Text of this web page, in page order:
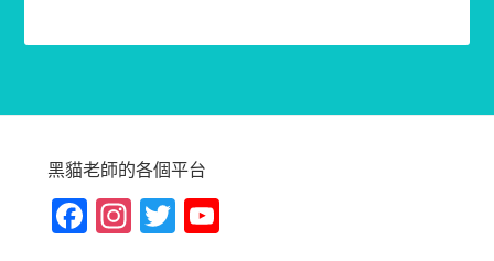
黑貓老師的各個平台
Fa In T Yo